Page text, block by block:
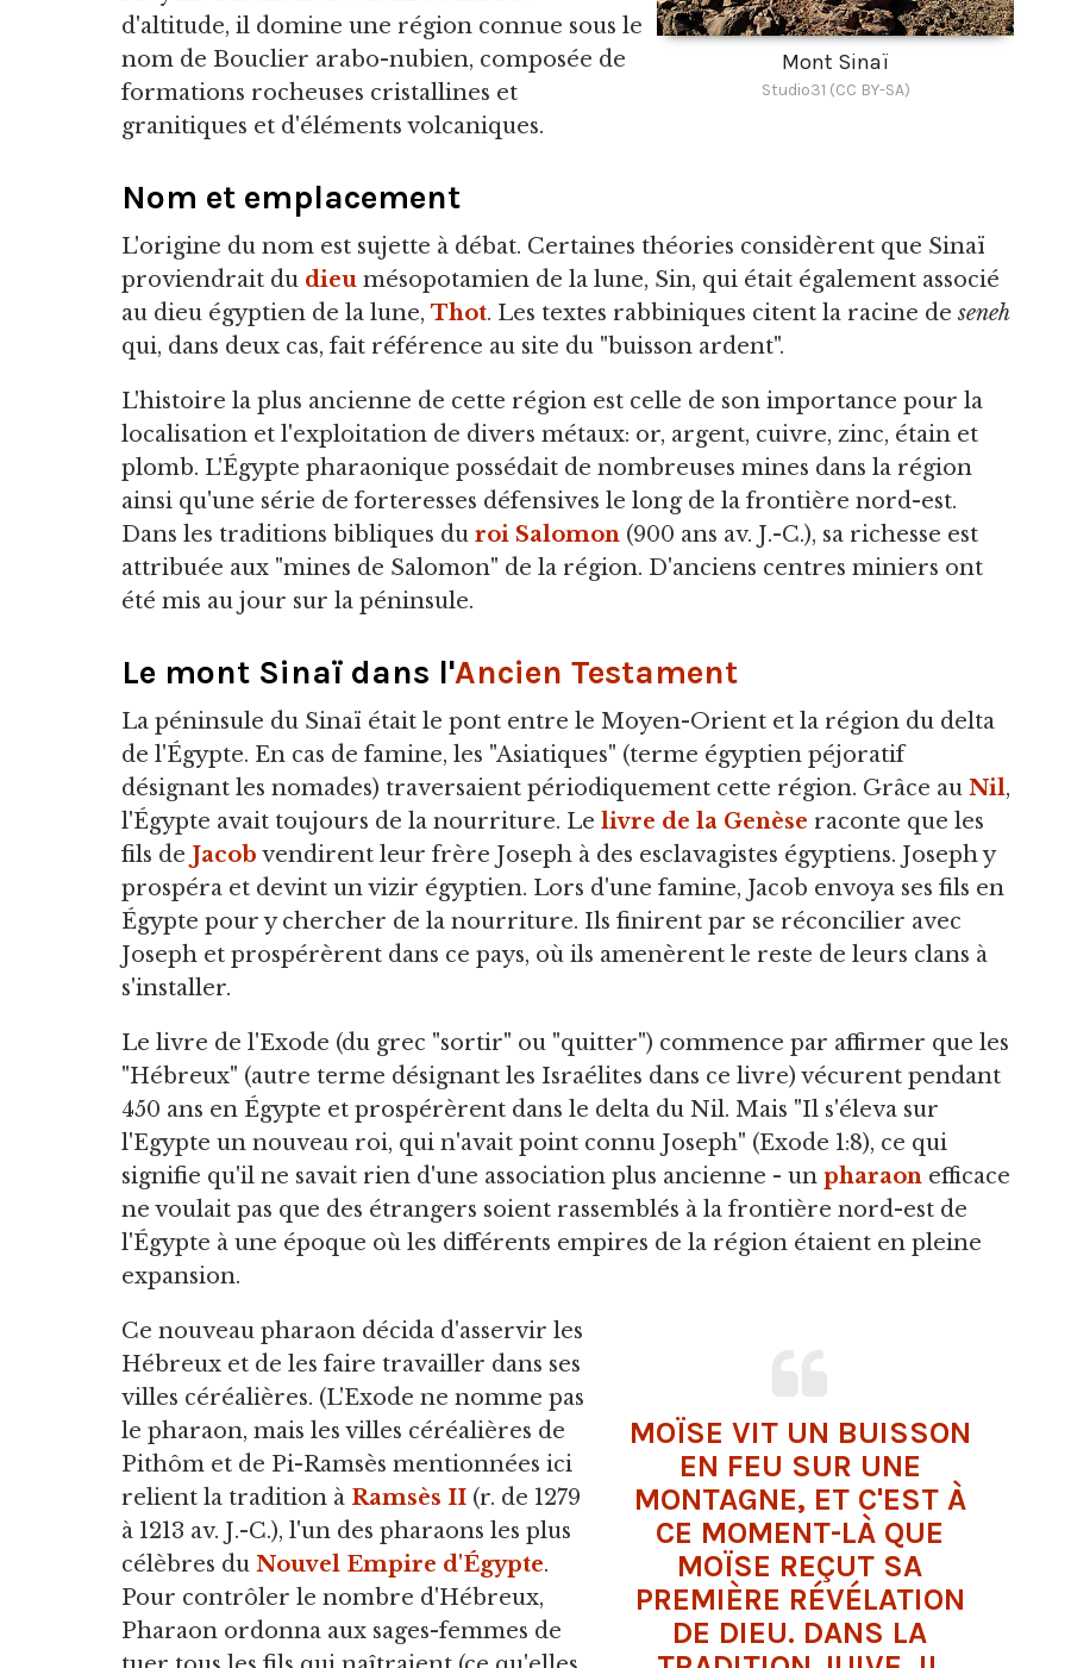
Mont Sinaï
Studio31 (CC BY-SA)
d'altitude, il domine une région connue sous le
nom de Bouclier arabo-nubien, composée de
formations rocheuses cristallines et
granitiques et d'éléments volcaniques.
Nom et emplacement
L'origine du nom est sujette à débat. Certaines théories considèrent que Sinaï
proviendrait du dieu mésopotamien de la lune, Sin, qui était également associé
au dieu égyptien de la lune, Thot. Les textes rabbiniques citent la racine deseneh
qui, dans deux cas, fait référence au site du "buisson ardent".
L'histoire la plus ancienne de cette région est celle de son importance pour la
localisation et l'exploitation de divers métaux: or, argent, cuivre, zinc, étain et
plomb. L'Égypte pharaonique possédait de nombreuses mines dans la région
ainsi qu'une série de forteresses défensives le long de la frontière nord-est.
Dans les traditions bibliques du roi Salomon (900 ans av. J.-C.), sa richesse est
attribuée aux "mines de Salomon" de la région. D'anciens centres miniers ont
été mis au jour sur la péninsule.
Le mont Sinaï dans l'Ancien Testament
La péninsule du Sinaï était le pont entre le Moyen-Orient et la région du delta
de l'Égypte. En cas de famine, les "Asiatiques" (terme égyptien péjoratif
désignant les nomades) traversaient périodiquement cette région. Grâce au Nil,
l'Égypte avait toujours de la nourriture. Le livre de la Genèse raconte que les
fils de Jacob vendirent leur frère Joseph à des esclavagistes égyptiens. Joseph y
prospéra et devint un vizir égyptien. Lors d'une famine, Jacob envoya ses fils en
Égypte pour y chercher de la nourriture. Ils finirent par se réconcilier avec
Joseph et prospérèrent dans ce pays, où ils amenèrent le reste de leurs clans à
s'installer.
Le livre de l'Exode (du grec "sortir" ou "quitter") commence par affirmer que les
"Hébreux" (autre terme désignant les Israélites dans ce livre) vécurent pendant
450 ans en Égypte et prospérèrent dans le delta du Nil. Mais "Il s'éleva sur
l'Egypte un nouveau roi, qui n'avait point connu Joseph" (Exode 1:8), ce qui
signifie qu'il ne savait rien d'une association plus ancienne - un pharaon efficace
ne voulait pas que des étrangers soient rassemblés à la frontière nord-est de
l'Égypte à une époque où les différents empires de la région étaient en pleine
expansion.
MOÏSE VIT UN BUISSON
EN FEU SUR UNE
MONTAGNE, ET C'EST À
CE MOMENT-LÀ QUE
MOÏSE REÇUT SA
PREMIÈRE RÉVÉLATION
DE DIEU. DANS LA
Ce nouveau pharaon décida d'asservir les
Hébreux et de les faire travailler dans ses
villes céréalières. (L'Exode ne nomme pas
le pharaon, mais les villes céréalières de
Pithôm et de Pi-Ramsès mentionnées ici
relient la tradition à Ramsès II (r. de 1279
à 1213 av. J.-C.), l'un des pharaons les plus
célèbres du Nouvel Empire d'Égypte.
Pour contrôler le nombre d'Hébreux,
Pharaon ordonna aux sages-femmes de